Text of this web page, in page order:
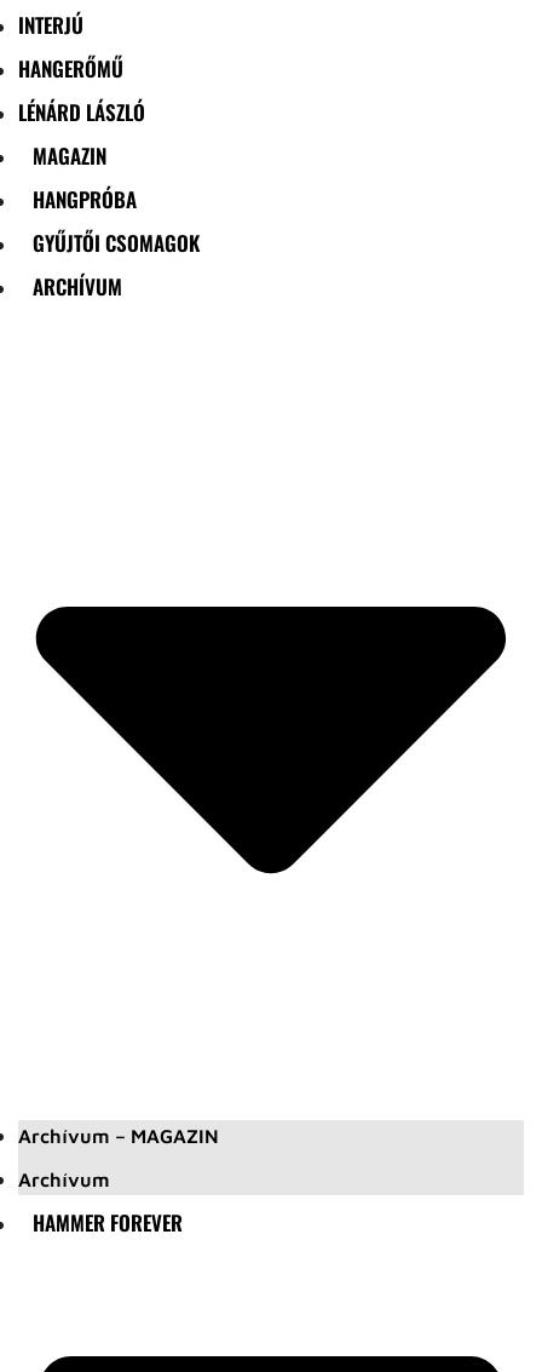
INTERJÚ
HANGERŐMŰ
LÉNÁRD LÁSZLÓ
MAGAZIN
HANGPRÓBA
GYŰJTŐI CSOMAGOK
ARCHÍVUM
Archívum – MAGAZIN
Archívum
HAMMER FOREVER